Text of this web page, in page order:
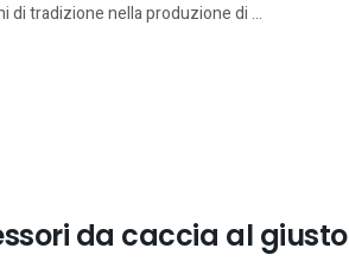
di tradizione nella produzione di ...
da caccia al giusto